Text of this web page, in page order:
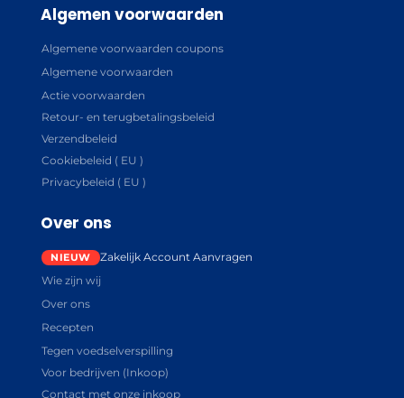
Algemen voorwaarden
Algemene voorwaarden coupons
Algemene voorwaarden
Actie voorwaarden
Retour- en terugbetalingsbeleid
Verzendbeleid
Cookiebeleid ( EU )
Privacybeleid ( EU )
Over ons
Zakelijk Account Aanvragen
Wie zijn wij
Over ons
Recepten
Tegen voedselverspilling
Voor bedrijven (Inkoop)
Contact met onze inkoop